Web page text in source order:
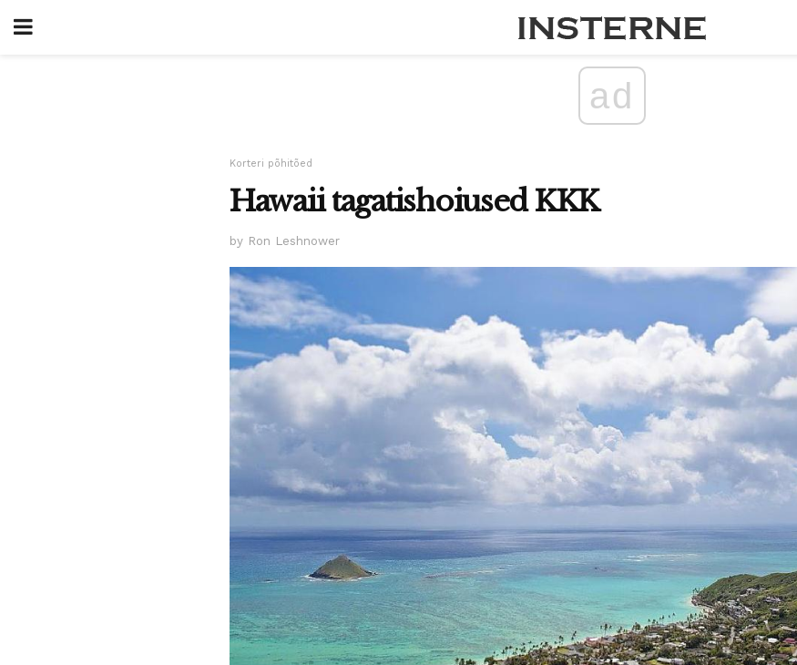
ad
Korteri põhitõed
Hawaii tagatishoiused KKK
by Ron Leshnower